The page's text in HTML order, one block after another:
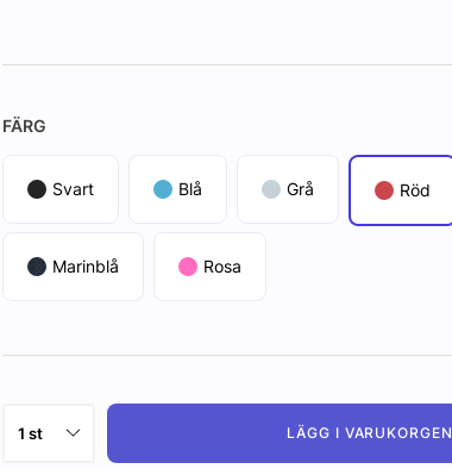
FÄRG
Svart Blå Grå Röd
Marinblå Rosa
LÄGG I VARUKORGEN